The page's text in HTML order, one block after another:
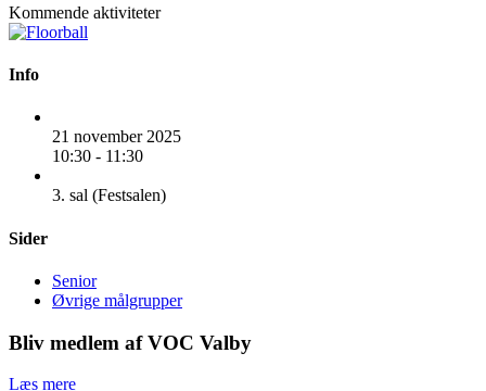
Kommende aktiviteter
Info
21 november 2025
10:30 - 11:30
3. sal (Festsalen)
Sider
Senior
Øvrige målgrupper
Bliv medlem af VOC Valby
Læs mere